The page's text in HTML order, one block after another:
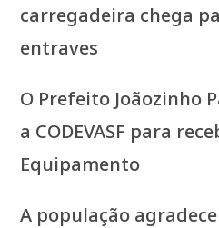
carregadeira chega
entraves
O Prefeito Joãozinho
a CODEVASF para
Equipamento
A população